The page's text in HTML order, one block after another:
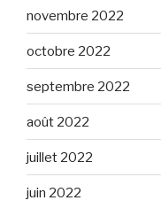
novembre 2022
octobre 2022
septembre 2022
août 2022
juillet 2022
juin 2022